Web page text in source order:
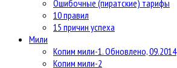
Ошибочные (пиратские) тарифы
10 правил
15 причин успеха
Мили
Копим мили-1. Обновлено, 09.2014
Копим мили-2